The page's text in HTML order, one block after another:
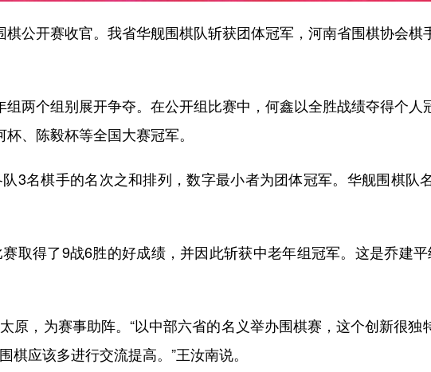
公开赛收官。我省华舰围棋队斩获团体冠军，河南省围棋协会棋
个组别展开争夺。在公开组比赛中，何鑫以全胜战绩夺得个人
、陈毅杯等全国大赛冠军。
名棋手的名次之和排列，数字最小者为团体冠军。华舰围棋队
得了9战6胜的好成绩，并因此斩获中老年组冠军。这是乔建
，为赛事助阵。“以中部六省的名义举办围棋赛，这个创新很独
应该多进行交流提高。”王汝南说。